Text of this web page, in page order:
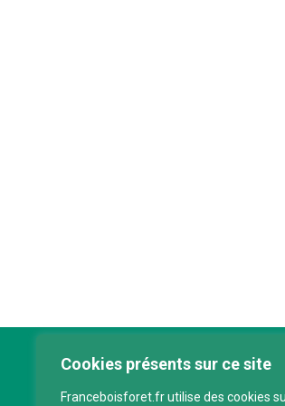
Cookies présents sur ce site
Franceboisforet.fr utilise des cookies